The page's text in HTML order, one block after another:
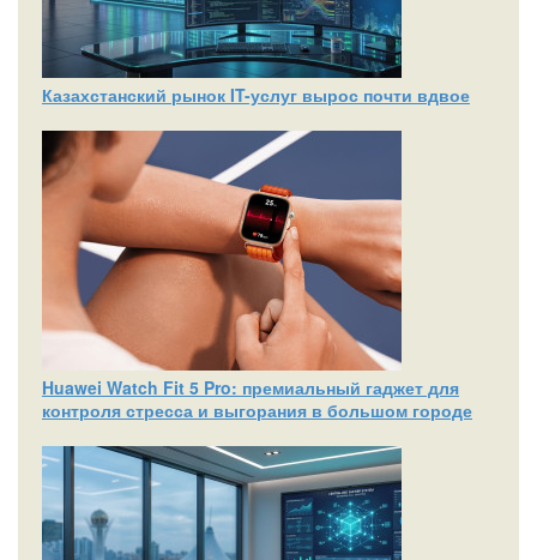
Казахстанский рынок IT-услуг вырос почти вдвое
Huawei Watch Fit 5 Pro: премиальный гаджет для
контроля стресса и выгорания в большом городе